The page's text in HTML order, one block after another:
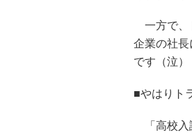
一方で、
企業の社
です（泣）
■やはりト
「高校入